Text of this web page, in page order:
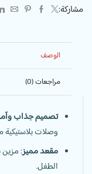
مشاركة:
الوصف
مراجعات (0)
تصميم جذاب
وصلات بلاستيكية
مقعد مميز: مزين
الطفل.